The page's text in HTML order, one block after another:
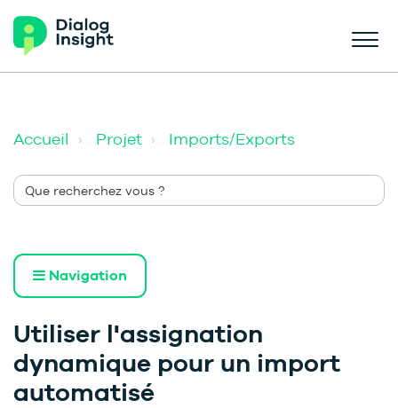
Accueil Projet Imports/Exports
Navigation
Utiliser l'assignation
dynamique pour un import
automatisé